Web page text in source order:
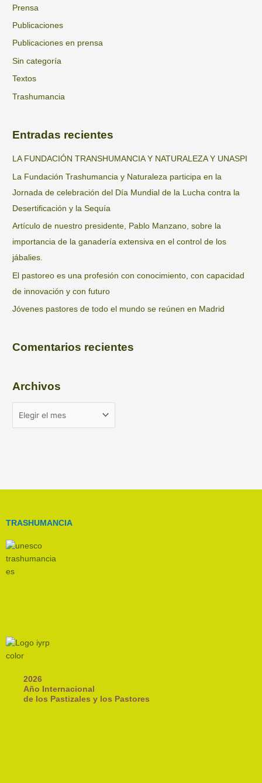
Prensa
Publicaciones
Publicaciones en prensa
Sin categoría
Textos
Trashumancia
Entradas recientes
LA FUNDACIÓN TRANSHUMANCIA Y NATURALEZA Y UNASPI
La Fundación Trashumancia y Naturaleza participa en la
Jornada de celebración del Día Mundial de la Lucha contra la
Desertificación y la Sequía
Artículo de nuestro presidente, Pablo Manzano, sobre la
importancia de la ganadería extensiva en el control de los
jábalies.
El pastoreo es una profesión con conocimiento, con capacidad
de innovación y con futuro
Jóvenes pastores de todo el mundo se reúnen en Madrid
Comentarios recientes
Archivos
TRASHUMANCIA
2026
Año Internacional
de los Pastizales y los Pastores